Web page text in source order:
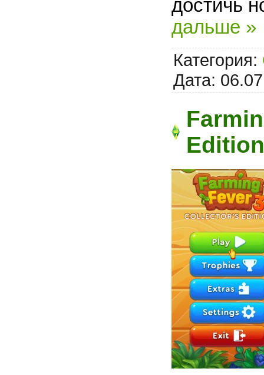
достичь
дальше »
Категория:
Дата: